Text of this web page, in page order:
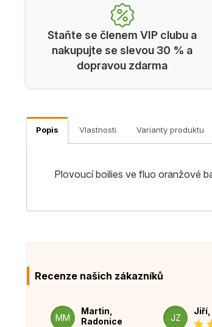
Staňte se členem VIP clubu a
nakupujte se slevou 30 % a
dopravou zdarma
Popis Vlastnosti Varianty produktu
Plovoucí boilies ve fluo oranžové
Recenze našich zákazníků
MM
Martin,
Radonice
JZ
Jiří,